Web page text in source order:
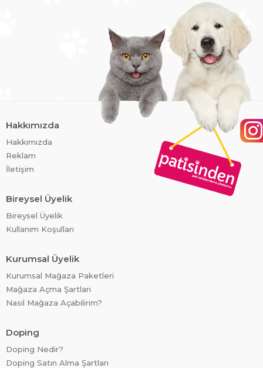
Hakkımızda
Hakkımızda
Reklam
İletişim
Bireysel Üyelik
Bireysel Üyelik
Kullanım Koşulları
Kurumsal Üyelik
Kurumsal Mağaza Paketleri
Mağaza Açma Şartları
Nasıl Mağaza Açabilirim?
Doping
Doping Nedir?
Doping Satın Alma Şartları